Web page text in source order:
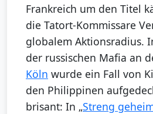
Frankreich um den Titel
die Tatort-Kommissare
globalem Aktionsradius.
der russischen Mafia an
Köln wurde ein Fall von
den Philippinen
brisant: In „Streng